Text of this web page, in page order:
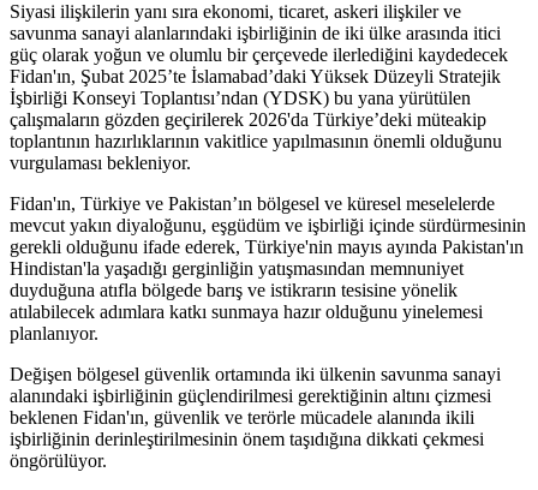
Siyasi ilişkilerin yanı sıra ekonomi, ticaret, askeri ilişkiler ve
savunma sanayi alanlarındaki işbirliğinin de iki ülke arasında itici
güç olarak yoğun ve olumlu bir çerçevede ilerlediğini kaydedecek
Fidan'ın, Şubat 2025’te İslamabad’daki Yüksek Düzeyli Stratejik
İşbirliği Konseyi Toplantısı’ndan (YDSK) bu yana yürütülen
çalışmaların gözden geçirilerek 2026'da Türkiye’deki müteakip
toplantının hazırlıklarının vakitlice yapılmasının önemli olduğunu
vurgulaması bekleniyor.
Fidan'ın, Türkiye ve Pakistan’ın bölgesel ve küresel meselelerde
mevcut yakın diyaloğunu, eşgüdüm ve işbirliği içinde sürdürmesinin
gerekli olduğunu ifade ederek, Türkiye'nin mayıs ayında Pakistan'ın
Hindistan'la yaşadığı gerginliğin yatışmasından memnuniyet
duyduğuna atıfla bölgede barış ve istikrarın tesisine yönelik
atılabilecek adımlara katkı sunmaya hazır olduğunu yinelemesi
planlanıyor.
Değişen bölgesel güvenlik ortamında iki ülkenin savunma sanayi
alanındaki işbirliğinin güçlendirilmesi gerektiğinin altını çizmesi
beklenen Fidan'ın, güvenlik ve terörle mücadele alanında ikili
işbirliğinin derinleştirilmesinin önem taşıdığına dikkati çekmesi
öngörülüyor.